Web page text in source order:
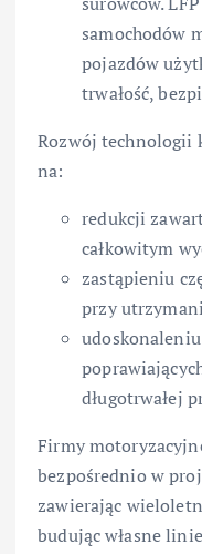
samochodów
pojazdów
trwałość,
Rozwój technologii
na:
redukcji
całkowitym
zastąpieniu
przy
długotrwałej
Firmy
bezpośrednio w
zawierając
budując własne